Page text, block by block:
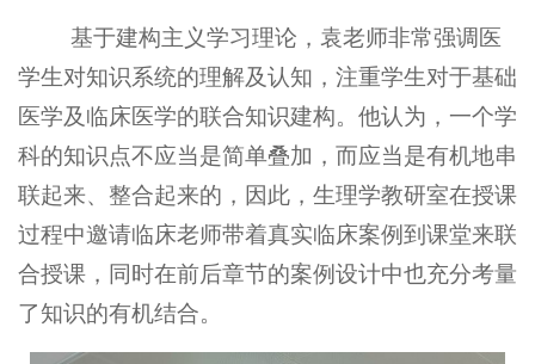
基于建构主义学习理论，袁老师非常强调医
学生对知识系统的理解及认知，注重学生对于基础
医学及临床医学的联合知识建构。他认为，一个学
科的知识点不应当是简单叠加，而应当是有机地串
联起来、整合起来的，因此，生理学教研室在授课
过程中邀请临床老师带着真实临床案例到课堂来联
合授课，同时在前后章节的案例设计中也充分考量
了知识的有机结合。